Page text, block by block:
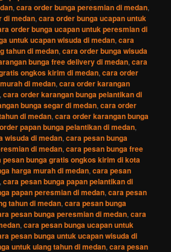
,cara order bunga peresmian di medan,
di medan,cara order bunga ucapan untuk
order bunga ucapan untuk peresmian di
untuk ucapan wisuda di medan,cara
tahun di medan,cara order bunga wisuda
bunga free delivery di medan,cara
ongkos kirim di medan,cara order
di medan,cara order karangan
,cara order karangan bunga pelantikan di
bunga segar di medan,cara order
di medan,cara order karangan bunga
papan bunga pelantikan di medan,
wisuda di medan,cara pesan bunga
di medan,cara pesan bunga free
pesan bunga gratis ongkos kirim di kota
harga murah di medan,cara pesan
,cara pesan bunga papan pelantikan di
papan peresmian di medan,cara pesan
tahun di medan,cara pesan bunga
pesan bunga peresmian di medan,cara
,cara pesan bunga ucapan untuk
pesan bunga untuk ucapan wisuda di
untuk ulang tahun di medan,cara pesan